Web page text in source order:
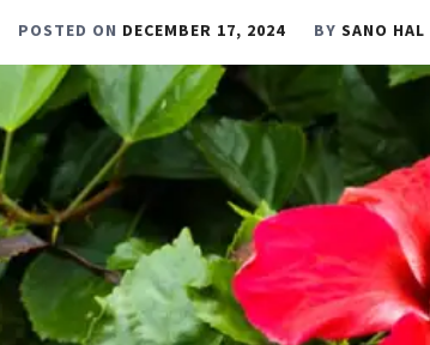
POSTED ON DECEMBER 17, 2024 BY SANO HAL